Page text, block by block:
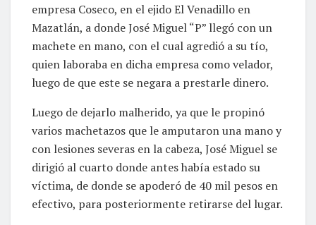
empresa Coseco, en el ejido El Venadillo en
Mazatlán, a donde José Miguel “P” llegó con un
machete en mano, con el cual agredió a su tío,
quien laboraba en dicha empresa como velador,
luego de que este se negara a prestarle dinero.
Luego de dejarlo malherido, ya que le propinó
varios machetazos que le amputaron una mano y
con lesiones severas en la cabeza, José Miguel se
dirigió al cuarto donde antes había estado su
víctima, de donde se apoderó de 40 mil pesos en
efectivo, para posteriormente retirarse del lugar.